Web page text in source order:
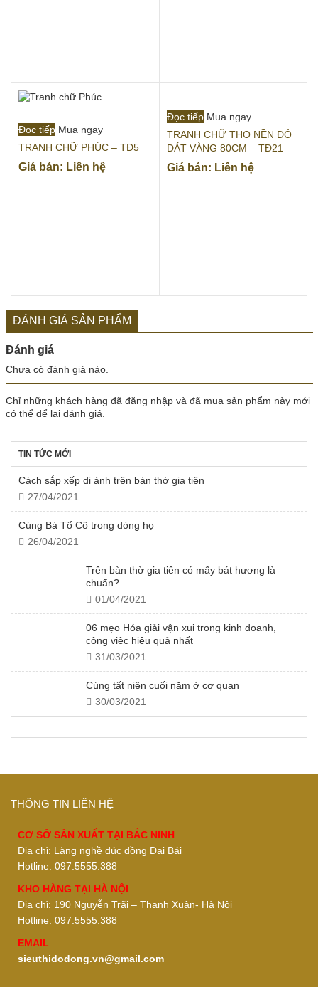
Đọc tiếp Mua ngay
TRANH CHỮ PHÚC – TĐ5
Giá bán: Liên hệ
Đọc tiếp Mua ngay
TRANH CHỮ THỌ NỀN ĐỎ
DÁT VÀNG 80CM – TĐ21
Giá bán: Liên hệ
ĐÁNH GIÁ SẢN PHẨM
Đánh giá
Chưa có đánh giá nào.
Chỉ những khách hàng đã đăng nhập và đã mua sản phẩm này mới
có thể để lại đánh giá.
TIN TỨC MỚI
Cách sắp xếp di ảnh trên bàn thờ gia tiên
27/04/2021
Cúng Bà Tổ Cô trong dòng họ
26/04/2021
Trên bàn thờ gia tiên có mấy bát hương là
chuẩn?
01/04/2021
06 mẹo Hóa giải vận xui trong kinh doanh,
công việc hiệu quả nhất
31/03/2021
Cúng tất niên cuối năm ở cơ quan
30/03/2021
THÔNG TIN LIÊN HỆ
CƠ SỞ SẢN XUẤT TẠI BẮC NINH
Địa chỉ: Làng nghề đúc đồng Đại Bái
Hotline: 097.5555.388
KHO HÀNG TẠI HÀ NỘI
Địa chỉ: 190 Nguyễn Trãi – Thanh Xuân- Hà Nội
Hotline: 097.5555.388
EMAIL
sieuthidodong.vn@gmail.com